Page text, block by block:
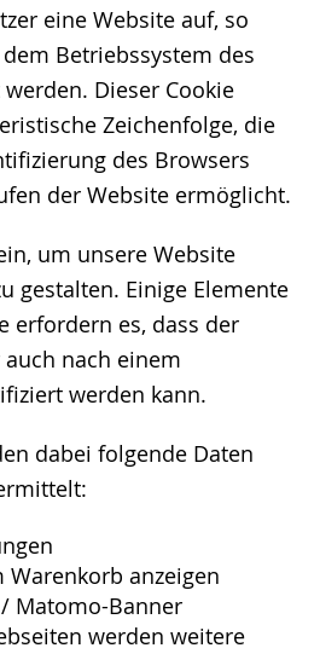
eine Website auf, so
Betriebssystem des
Dieser Cookie
Zeichenfolge, die
des Browsers
der Website ermöglicht.
um unsere Website
gestalten. Einige Elemente
erfordern es, dass der
nach einem
werden kann.
dabei folgende Daten
anzeigen
Matomo-Banner
werden weitere